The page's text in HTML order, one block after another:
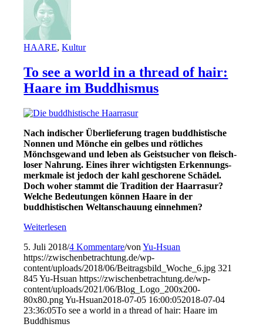
HAARE,Kultur
To see a world in a thread of hair:
Haare im Buddhismus
Nach indischer Überlieferung tragen buddhistische
Nonnen und Mönche ein gelbes und rötliches
Mönchs­gewand und leben als Geistsucher von fleisch­
loser Nahrung. Eines ihrer wichtigsten Er­ken­nungs­
merk­male ist jedoch der kahl geschorene Schädel.
Doch woher stammt die Tradition der Haarrasur?
Welche Bedeutungen können Haare in der
buddhistischen Weltanschauung einnehmen?
Weiterlesen
5. Juli 2018/4 Kommentare/vonYu-Hsuan
https://zwischenbetrachtung.de/wp-
content/uploads/2018/06/Beitragsbild_Woche_6.jpg 321
845 Yu-Hsuan https://zwischenbetrachtung.de/wp-
content/uploads/2021/06/Blog_Logo_200x200-
80x80.png Yu-Hsuan2018-07-05 16:00:052018-07-04
23:36:05To see a world in a thread of hair: Haare im
Buddhismus